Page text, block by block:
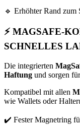
🔹 Erhöhter Rand
⚡ MAGSAFE-
SCHNELLES
Die integrierten
Haftung und sorgen
Kompatibel mit allen
wie Wallets oder
✔️ Fester Magnetring